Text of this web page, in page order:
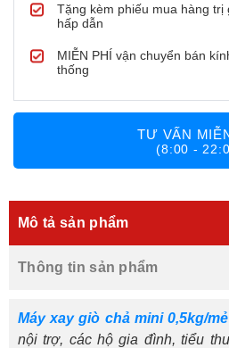
Tặng kèm phiếu mua hàng
hấp dẫn
MIỄN PHÍ vận chuyển bán
thống
TƯ VẤN
(8:00 -
Mô tả sản phẩm
Thông tin sản phẩm
Máy xay giò chả mini 0,5kg/mẻ
nội trợ, các hộ gia đình, tiểu